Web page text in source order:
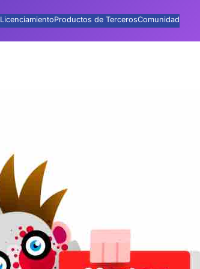
LicenciamientoProductos de TercerosComunidad